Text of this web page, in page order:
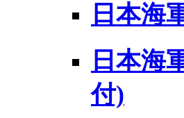
日本海
日本海
付)